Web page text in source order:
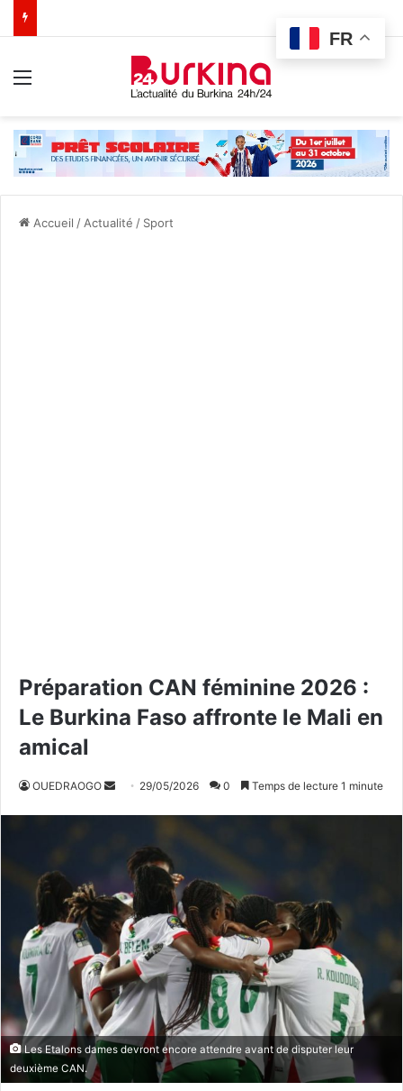
Accueil / Actualité / Sport
Préparation CAN féminine 2026 :
Le Burkina Faso affronte le Mali en
amical
OUEDRAOGO
e
r
u
n
c
o
u
r
29/05/2026 0 Temps de lecture 1 minute
Les Etalons dames devront encore attendre avant de disputer leur
deuxième CAN.
FR